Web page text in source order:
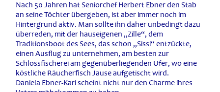
Nach 50 Jahren hat Seniorchef Herbert Ebner den Stab
an seine Töchter übergeben, ist aber immer noch im
Hintergrund aktiv. Man sollte ihn daher unbedingt dazu
überreden, mit der hauseigenen „Zille“, dem
Traditionsboot des Sees, das schon „Sissi“ entzückte,
einen Ausflug zu unternehmen, am besten zur
Schlossfischerei am gegenüberliegenden Ufer, wo eine
köstliche Räucherfisch Jause aufgetischt wird.
Daniela Ebner-Kari scheint nicht nur den Charme ihres